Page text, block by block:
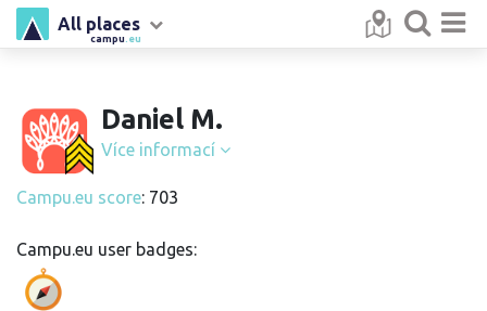
campu .eu
All places
Daniel M.
Více informací
Campu.eu score: 703
Campu.eu user badges: